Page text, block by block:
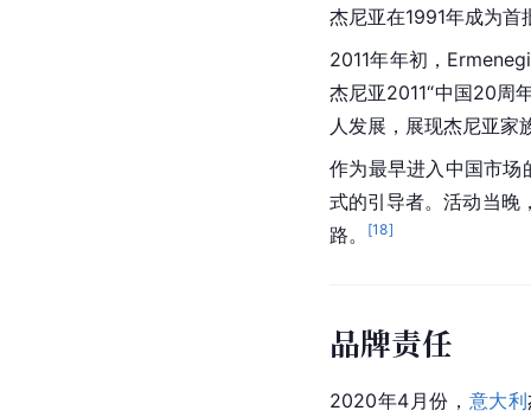
杰尼亚在1991年成为首
2011年年初，
杰尼亚2011“中国20周
人发展，展现杰尼亚家
作为最早进入中国市场
式的引导者。活动当晚
路。
[18]
品牌责任
2020年4月份， 意大利